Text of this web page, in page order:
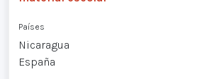
Países
Nicaragua
España